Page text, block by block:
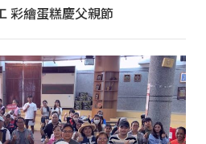
彩繪蛋糕慶父親節